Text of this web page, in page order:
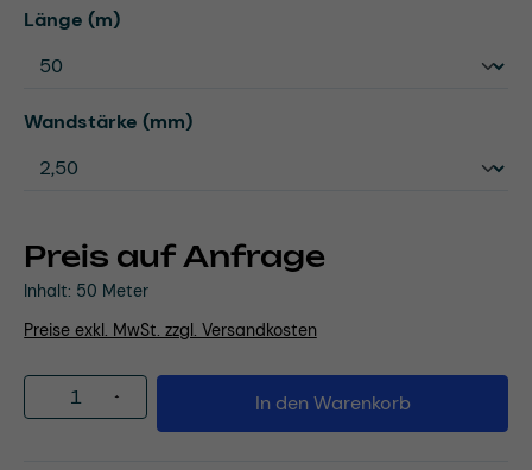
Preis auf Anfrage
Inhalt: 50 Meter
Preise exkl. MwSt. zzgl. Versandkosten
Länge (m)auswählen
Wandstärke (mm)auswählen
Produkt Anzahl: Gib den gewünschten
In den Warenkorb